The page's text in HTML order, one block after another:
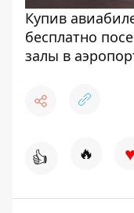
Купив
бесплатно
залы в
👍 🔥 ♥